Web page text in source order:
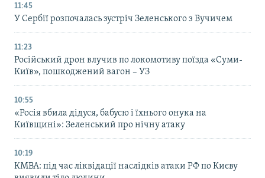
11:45
У Сербії розпочалась зустріч Зеленського з Вучичем
11:23
Російський дрон влучив по локомотиву поїзда «Суми-
Київ», пошкоджений вагон – УЗ
10:55
«Росія вбила дідуся, бабусю і їхнього онука на
Київщині»: Зеленський про нічну атаку
10:19
КМВА: під час ліквідації наслідків атаки РФ по Києву